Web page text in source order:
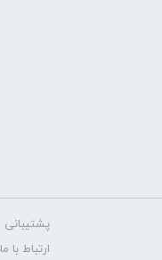
پشتیبانی
ارتباط با ما